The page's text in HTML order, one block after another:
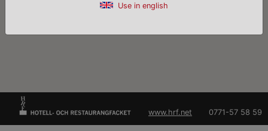
www.hrf.net 0771-57 58 59
Use in english